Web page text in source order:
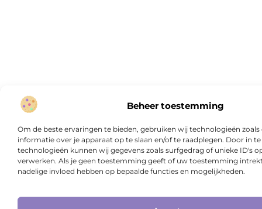
Beheer toestemming
Om de beste ervaringen te bieden, gebruiken wij technologieën
informatie over je apparaat op te slaan en/of te raadplegen. Door in
technologieën kunnen wij gegevens zoals surfgedrag of unieke ID's
verwerken. Als je geen toestemming geeft of uw toestemming
nadelige invloed hebben op bepaalde functies en mogelijkheden.